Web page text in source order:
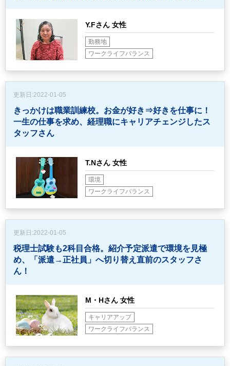
Y.Fさん 女性
勤務地
ワークライフバランス
更新日:2022-01-05
きっかけは職業訓練校。お金が好き⇒好きを仕事に！
一生の仕事を求め、経理職にキャリアチェンジしたス
タッフさん
T.Nさん 女性
環境
ワークライフバランス
更新日:2022-01-05
税理士試験も2科目合格。紹介予定派遣で環境を見極
め、
「派遣→正社員」へ切り替え直前のスタッフさ
ん！
M・Hさん 女性
キャリアアップ
ワークライフバランス